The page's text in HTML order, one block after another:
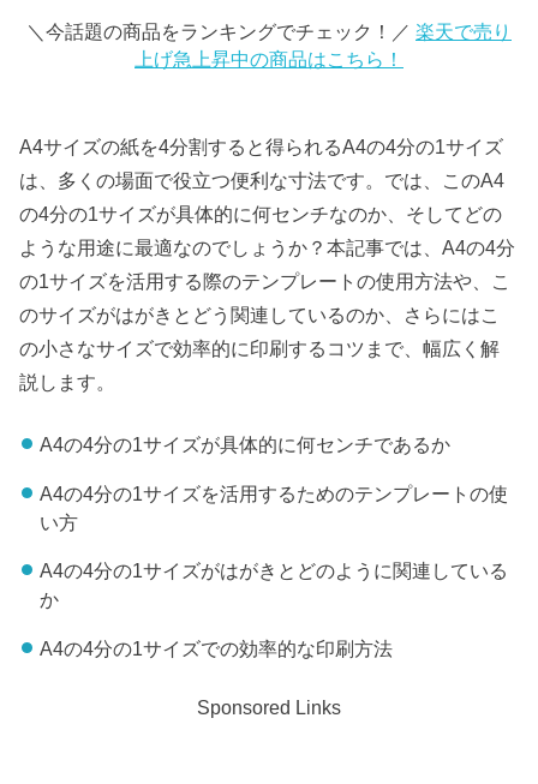
＼今話題の商品をランキングでチェック！／ 楽天で売り
上げ急上昇中の商品はこちら！
A4サイズの紙を4分割すると得られるA4の4分の1サイズ
は、多くの場面で役立つ便利な寸法です。では、このA4
の4分の1サイズが具体的に何センチなのか、そしてどの
ような用途に最適なのでしょうか？本記事では、A4の4分
の1サイズを活用する際のテンプレートの使用方法や、こ
のサイズがはがきとどう関連しているのか、さらにはこ
の小さなサイズで効率的に印刷するコツまで、幅広く解
説します。
A4の4分の1サイズが具体的に何センチであるか
A4の4分の1サイズを活用するためのテンプレートの使
い方
A4の4分の1サイズがはがきとどのように関連している
か
A4の4分の1サイズでの効率的な印刷方法
Sponsored Links